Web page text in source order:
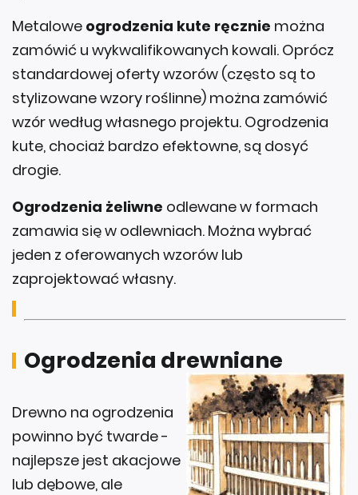
Metalowe ogrodzenia kute ręcznie można
zamówić u wykwalifikowanych kowali. Oprócz
standardowej oferty wzorów (często są to
stylizowane wzory roślinne) można zamówić
wzór według własnego projektu. Ogrodzenia
kute, chociaż bardzo efektowne, są dosyć
drogie.
Ogrodzenia żeliwne odlewane w formach
zamawia się w odlewniach. Można wybrać
jeden z oferowanych wzorów lub
zaprojektować własny.
Ogrodzenia drewniane
Drewno na ogrodzenia
powinno być twarde -
najlepsze jest akacjowe
lub dębowe, ale